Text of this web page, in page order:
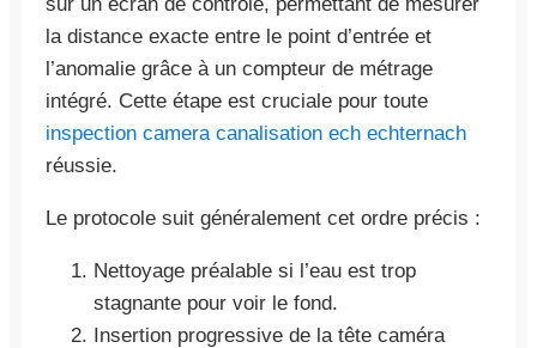
la distance exacte entre le point d’entrée et
l’anomalie grâce à un compteur de métrage
intégré. Cette étape est cruciale pour toute
inspection camera canalisation ech echternach
réussie.
Le protocole suit généralement cet ordre précis :
Nettoyage préalable si l’eau est trop
stagnante pour voir le fond.
Insertion progressive de la tête caméra